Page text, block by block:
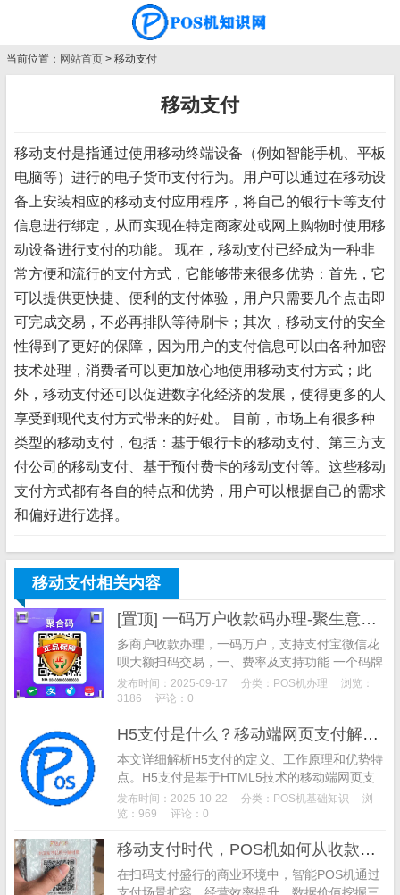
当前位置： 网站首页 > 移动支付
移动支付
移动支付是指通过使用移动终端设备（例如智能手机、平板
电脑等）进行的电子货币支付行为。用户可以通过在移动设
备上安装相应的移动支付应用程序，将自己的银行卡等支付
信息进行绑定，从而实现在特定商家处或网上购物时使用移
动设备进行支付的功能。 现在，移动支付已经成为一种非
常方便和流行的支付方式，它能够带来很多优势：首先，它
可以提供更快捷、便利的支付体验，用户只需要几个点击即
可完成交易，不必再排队等待刷卡；其次，移动支付的安全
性得到了更好的保障，因为用户的支付信息可以由各种加密
技术处理，消费者可以更加放心地使用移动支付方式；此
外，移动支付还可以促进数字化经济的发展，使得更多的人
享受到现代支付方式带来的好处。 目前，市场上有很多种
类型的移动支付，包括：基于银行卡的移动支付、第三方支
付公司的移动支付、基于预付费卡的移动支付等。这些移动
支付方式都有各自的特点和优势，用户可以根据自己的需求
和偏好进行选择。
移动支付相关内容
[置顶] 一码万户收款码办理-聚生意收款码办理
多商户收款办理，一码万户，支持支付宝微信花
呗大额扫码交易，一、费率及支持功能 一个码牌
搞定千万商户，全国商户任你选，费率如下图所
示： 支付宝和微信大额支付费率0.6%， 单笔最
现，单次加提现费2块
发布时间：2025-09-17 分类： POS机办理
浏览：
3186
评论：0
H5支付是什么？移动端网页支付解决方案全面解析 | 跨平台支付指南
本文详细解析H5支付的定义、工作原理和优势特
点。H5支付是基于HTML5技术的移动端网页支
付方案，支持跨平台使用，无需下载APP，适用
于社交媒体推广、移动商城等多种场景。
发布时间：2025-10-22 分类： POS机基础知识
浏
览：969
评论：0
移动支付时代，POS机如何从收款工具进化为生意增长引擎？ ——智能POS机的多维价值解析与选型指南
​ 在扫码支付盛行的商业环境中，智能POS机通过